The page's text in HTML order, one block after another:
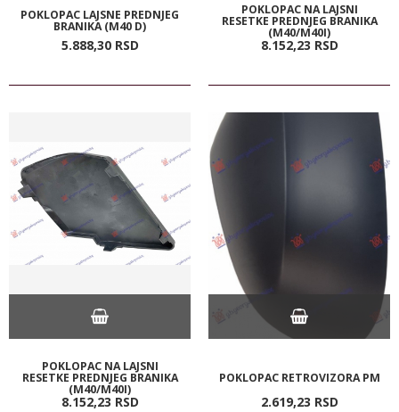
POKLOPAC LAJSNE PREDNJEG
BRANIKA (M40 D)
5.888,30 RSD
POKLOPAC NA LAJSNI
RESETKE PREDNJEG BRANIKA
(M40/M40I)
8.152,23 RSD
POKLOPAC NA LAJSNI
RESETKE PREDNJEG BRANIKA
(M40/M40I)
8.152,23 RSD
POKLOPAC RETROVIZORA PM
2.619,23 RSD